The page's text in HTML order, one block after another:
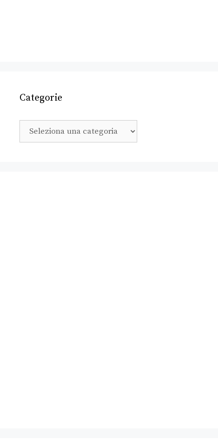
Categorie